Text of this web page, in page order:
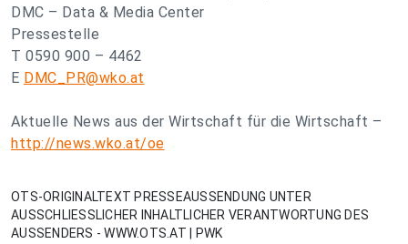
DMC – Data & Media Center
Pressestelle
T 0590 900 – 4462
E DMC_PR@wko.at
Aktuelle News aus der Wirtschaft für die Wirtschaft –
http://news.wko.at/oe
OTS-ORIGINALTEXT PRESSEAUSSENDUNG UNTER
AUSSCHLIESSLICHER INHALTLICHER VERANTWORTUNG DES
AUSSENDERS - WWW.OTS.AT | PWK